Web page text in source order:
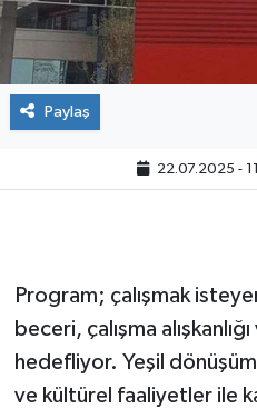
Paylaş
22.07.2025 -
Program; çalışmak
beceri, çalışma
hedefliyor. Yeşil
ve kültürel faaliyetler ile